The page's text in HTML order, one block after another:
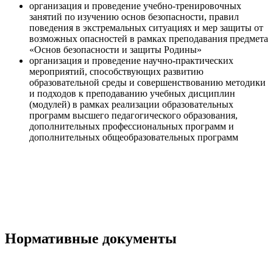
организация и проведение учебно-тренировочных
занятий по изучению основ безопасности, правил
поведения в экстремальных ситуациях и мер защиты от
возможных опасностей в рамках преподавания предмета
«Основ безопасности и защиты Родины»
организация и проведение научно-практических
мероприятий, способствующих развитию
образовательной среды и совершенствованию методики
и подходов к преподаванию учебных дисциплин
(модулей) в рамках реализации образовательных
программ высшего педагогического образования,
дополнительных профессиональных программ и
дополнительных общеобразовательных программ
Нормативные документы